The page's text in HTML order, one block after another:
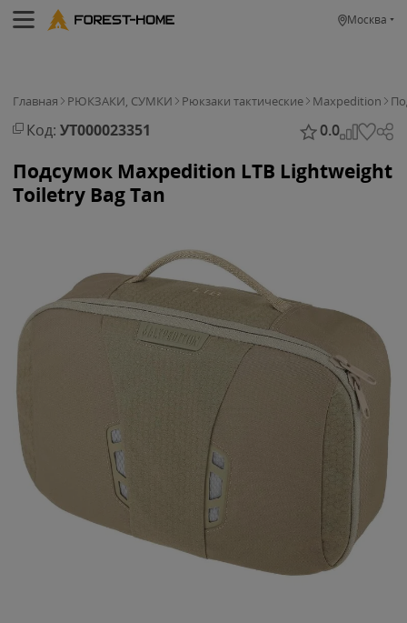
Москва
Главная РЮКЗАКИ, СУМКИ Рюкзаки тактические Maxpedition
Код: УТ000023351 0.0
Подсумок Maxpedition LTB Lightweight
Toiletry Bag Tan